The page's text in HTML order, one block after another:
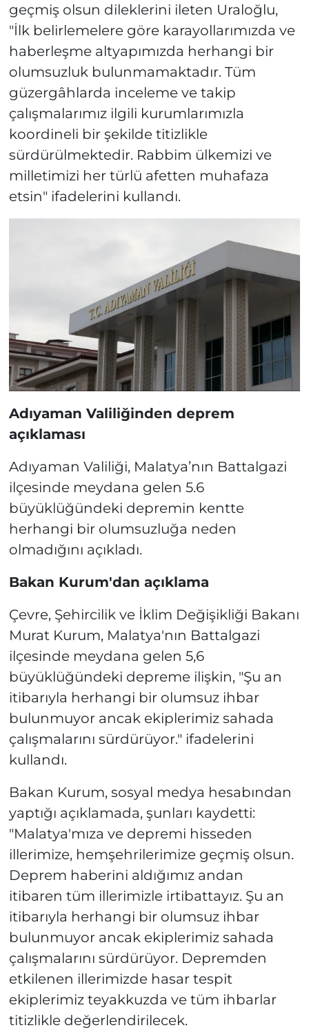
geçmiş olsun dileklerini ileten Uraloğlu,
"İlk belirlemelere göre karayollarımızda ve
haberleşme altyapımızda herhangi bir
olumsuzluk bulunmamaktadır. Tüm
güzergâhlarda inceleme ve takip
çalışmalarımız ilgili kurumlarımızla
koordineli bir şekilde titizlikle
sürdürülmektedir. Rabbim ülkemizi ve
milletimizi her türlü afetten muhafaza
etsin" ifadelerini kullandı.
Adıyaman Valiliğinden deprem
açıklaması
Adıyaman Valiliği, Malatya’nın Battalgazi
ilçesinde meydana gelen 5.6
büyüklüğündeki depremin kentte
herhangi bir olumsuzluğa neden
olmadığını açıkladı.
Bakan Kurum'dan açıklama
Çevre, Şehircilik ve İklim Değişikliği Bakanı
Murat Kurum, Malatya'nın Battalgazi
ilçesinde meydana gelen 5,6
büyüklüğündeki depreme ilişkin, "Şu an
itibarıyla herhangi bir olumsuz ihbar
bulunmuyor ancak ekiplerimiz sahada
çalışmalarını sürdürüyor." ifadelerini
kullandı.
Bakan Kurum, sosyal medya hesabından
yaptığı açıklamada, şunları kaydetti:
"Malatya'mıza ve depremi hisseden
illerimize, hemşehrilerimize geçmiş olsun.
Deprem haberini aldığımız andan
itibaren tüm illerimizle irtibattayız. Şu an
itibarıyla herhangi bir olumsuz ihbar
bulunmuyor ancak ekiplerimiz sahada
çalışmalarını sürdürüyor. Depremden
etkilenen illerimizde hasar tespit
ekiplerimiz teyakkuzda ve tüm ihbarlar
titizlikle değerlendirilecek.